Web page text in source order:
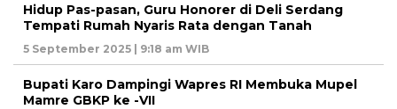
Hidup Pas-pasan, Guru Honorer di Deli Serdang
Tempati Rumah Nyaris Rata dengan Tanah
5 September 2025 | 9:18 am WIB
Bupati Karo Dampingi Wapres RI Membuka Mupel
Mamre GBKP ke -VII